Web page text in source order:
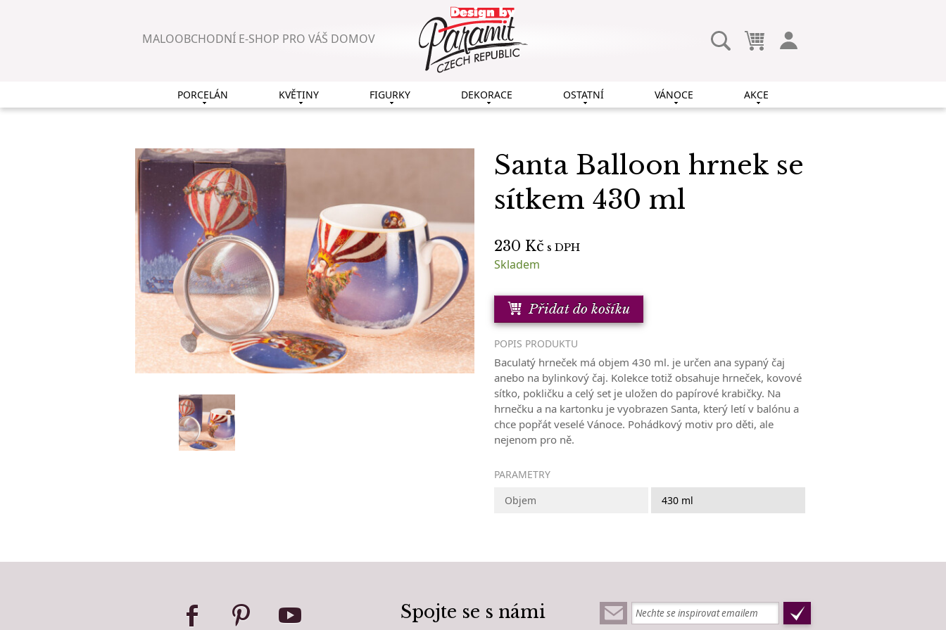
MALOOBCHODNÍ E-SHOP PRO VÁŠ DOMOV
Santa Balloon hrnek se
sítkem 430 ml
230 Kč s DPH
Skladem
Přidat do košíku
POPIS PRODUKTU
Baculatý hrneček má objem 430 ml. je určen ana sypaný čaj
anebo na bylinkový čaj. Kolekce totiž obsahuje hrneček, kovové
sítko, pokličku a celý set je uložen do papírové krabičky. Na
hrnečku a na kartonku je vyobrazen Santa, který letí v balónu a
chce popřát veselé Vánoce. Pohádkový motiv pro děti, ale
nejenom pro ně.
PARAMETRY
Objem
430 ml
PORCELÁN KVĚTINY FIGURKY DEKORACE OSTATNÍ VÁNOCE AKCE
Spojte se s námi